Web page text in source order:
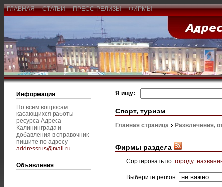
ГЛАВНАЯ СТАТЬИ ПРЕСС-РЕЛИЗЫ ФИРМЫ
Информация
По всем вопросам
касающихся работы
ресурса Адреса
Калининграда и
добавления в справочник
пишите по адресу
addressrus@mail.ru.
Объявления
Я ищу:
Спорт, туризм
Главная страница Развлечения,
Фирмы раздела
Сортировать по: городу
Выберите регион: